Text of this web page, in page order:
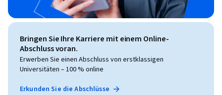
Bringen Sie Ihre Karriere mit einem Online-
Abschluss voran.
Erwerben Sie einen Abschluss von erstklassigen
Universitäten – 100 % online
Erkunden Sie die Abschlüsse